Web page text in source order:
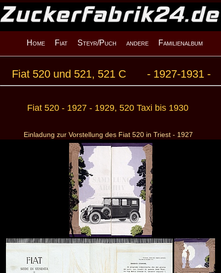
Home Fiat Steyr/Puch andere Familienalbum
Fiat 520 und 521, 521 C - 1927-1931 -
Fiat 520 - 1927 - 1929, 520 Taxi bis 1930
Einladung zur Vorstellung des Fiat 520 in Triest - 1927